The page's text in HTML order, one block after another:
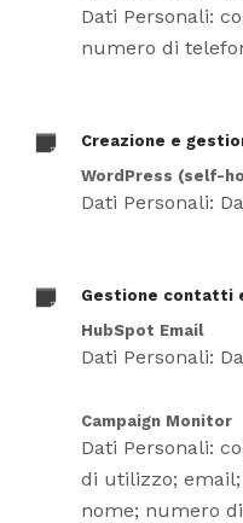
Dati Personali:
numero di
Creazione e
WordPress (self-
Dati Personali:
Gestione contatti
HubSpot Email
Dati Personali:
Campaign Monitor
Dati Personali:
di utilizzo;
nome; numero